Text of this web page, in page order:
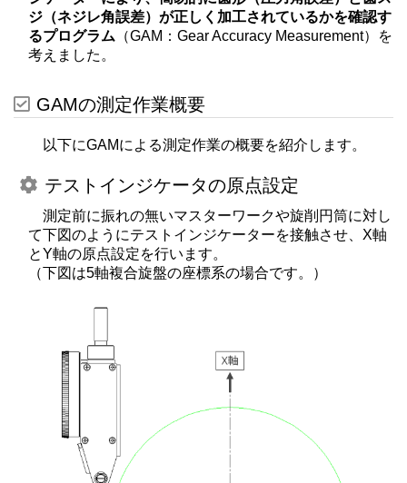
ジ（ネジレ角誤差）が正しく加工されているかを確認す
るプログラム （GAM：Gear Accuracy Measurement）を
考えました。
GAMの測定作業概要
以下にGAMによる測定作業の概要を紹介します。
テストインジケータの原点設定
測定前に振れの無いマスターワークや旋削円筒に対し
て下図のようにテストインジケーターを接触させ、X軸
とY軸の原点設定を行います。
（下図は5軸複合旋盤の座標系の場合です。）